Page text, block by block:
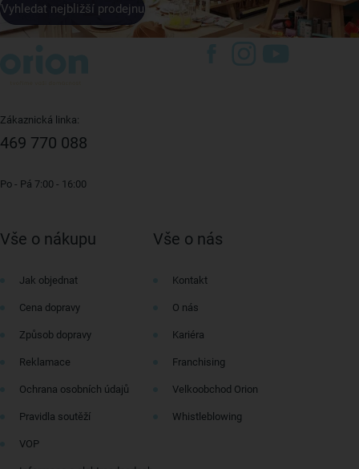
Vyhledat nejbližší prodejnu
Zákaznická linka:
469 770 088
Po - Pá 7:00 - 16:00
Vše o nákupu
Jak objednat
Cena dopravy
Způsob dopravy
Reklamace
Ochrana osobních údajů
Pravidla soutěží
VOP
Vše o nás
Kontakt
O nás
Kariéra
Franchising
Velkoobchod Orion
Whistleblowing